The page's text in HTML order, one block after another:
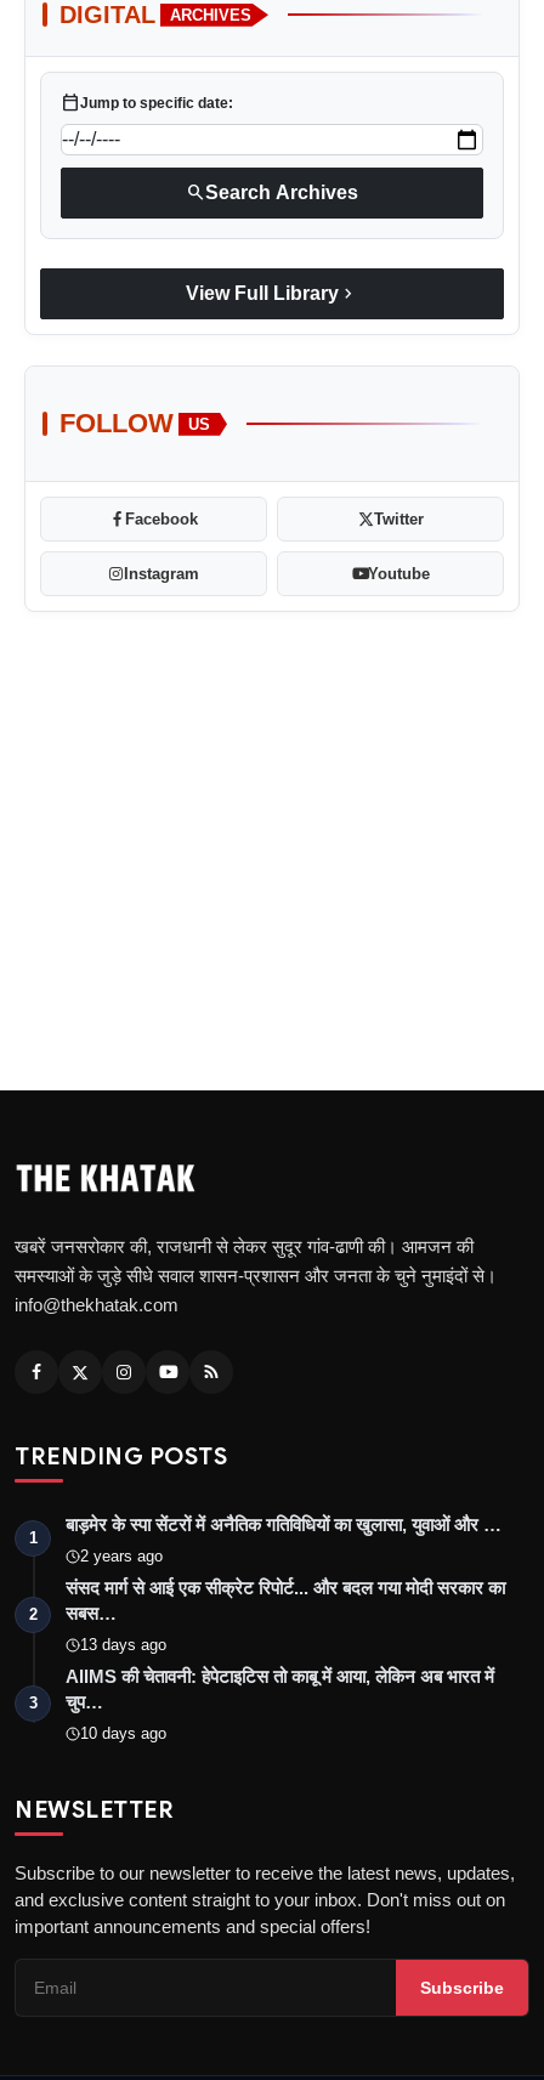
DIGITAL ARCHIVES
calendar_todayJump to specific date:
searchSearch Archives
View Full Library chevron_right
FOLLOW US
Facebook Twitter
Instagram Youtube
खबरें जनसरोकार की, राजधानी से लेकर सुदूर गांव-ढाणी की। आमजन की
समस्याओं के जुड़े सीधे सवाल शासन-प्रशासन और जनता के चुने नुमाइंदों से।
info@thekhatak.com
TRENDING POSTS
1
बाड़मेर के स्पा सेंटरों में अनैतिक गतिविधियों का खुलासा, युवाओं और …
2 years ago
2
संसद मार्ग से आई एक सीक्रेट रिपोर्ट... और बदल गया मोदी सरकार का
सबस…
13 days ago
3
AIIMS की चेतावनी: हेपेटाइटिस तो काबू में आया, लेकिन अब भारत में
चुप…
10 days ago
NEWSLETTER
Subscribe to our newsletter to receive the latest news, updates,
and exclusive content straight to your inbox. Don't miss out on
important announcements and special offers!
Subscribe